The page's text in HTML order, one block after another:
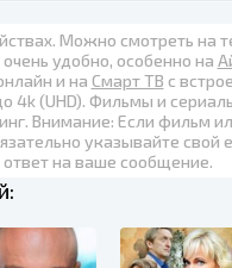
Можно смотреть на
удобно, особенно на
и на Смарт ТВ с
4k (UHD). Фильмы и
Внимание: Если фильм
указывайте свой
на ваше сообщение.